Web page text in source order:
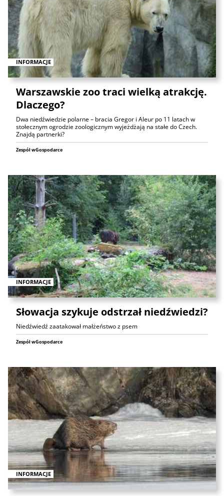
INFORMACJE
Warszawskie zoo traci wielką atrakcję.
Dlaczego?
Dwa niedźwiedzie polarne – bracia Gregor i Aleur po 11 latach w
stołecznym ogrodzie zoologicznym wyjeżdżają na stałe do Czech.
Znajdą partnerki?
Zespół wGospodarce
INFORMACJE
Słowacja szykuje odstrzał niedźwiedzi?
Niedźwiedź zaatakował małżeństwo z psem
Zespół wGospodarce
INFORMACJE